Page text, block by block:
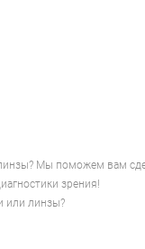
Мы поможем вам
зрения!
или линзы?